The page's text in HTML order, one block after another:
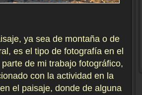
ya sea de montaña o de
es el tipo de fotografía en el
de mi trabajo fotográfico,
con la actividad en la
el paisaje, donde de alguna